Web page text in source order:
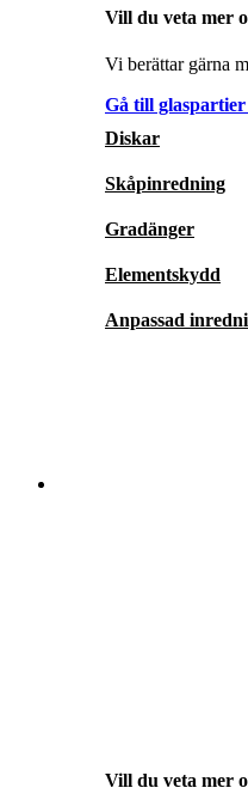
Vill du veta mer
Vi berättar gärna
Gå till
Diskar
Skåpinredning
Gradänger
Elementskydd
Anpassad
Vill du veta mer